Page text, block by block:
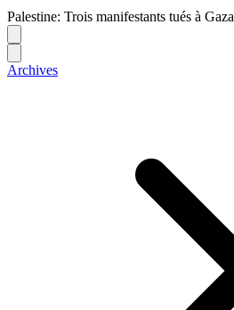
Palestine: Trois manifestants tués à Gaza
Archives